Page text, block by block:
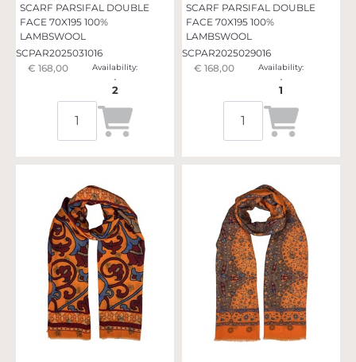
SCARF PARSIFAL DOUBLE
FACE 70X195 100%
LAMBSWOOL
SCPAR2025031016
€ 168,00
Availability:
2
Quantità
SCARF PARSIFAL DOUBLE
FACE 70X195 100%
LAMBSWOOL
SCPAR2025029016
€ 168,00
Availability:
1
Quantità